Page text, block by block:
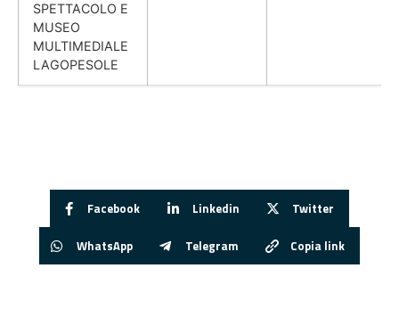
SPETTACOLO E
MUSEO
MULTIMEDIALE
LAGOPESOLE
Facebook Linkedin Twitter
WhatsApp Telegram Copia link